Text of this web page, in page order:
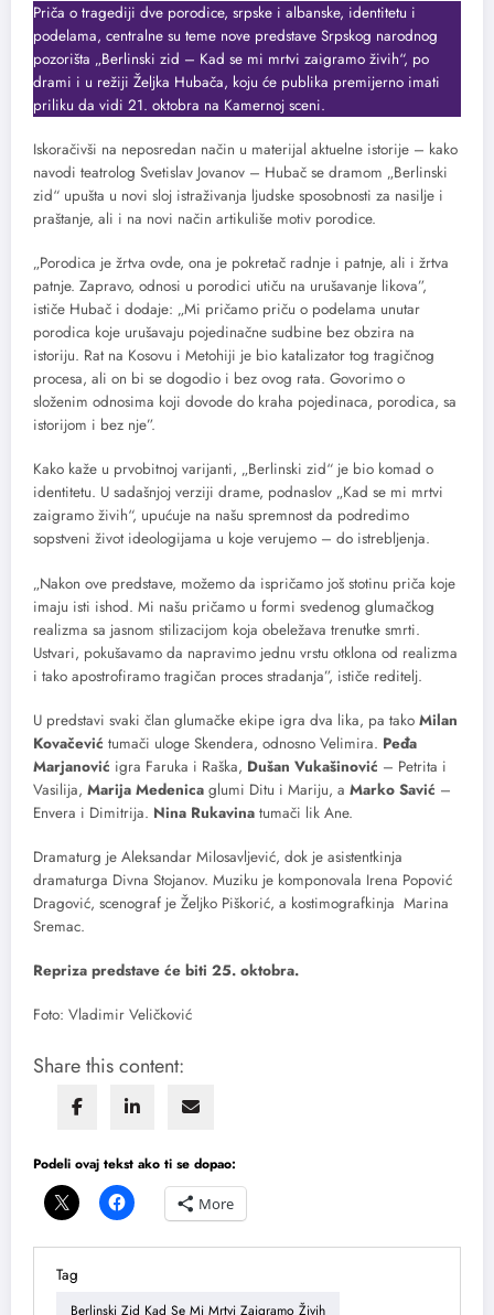
Priča o tragediji dve porodice, srpske i albanske, identitetu i
podelama, centralne su teme nove predstave Srpskog narodnog
pozorišta „Berlinski zid – Kad se mi mrtvi zaigramo živih“, po
drami i u režiji Željka Hubača, koju će publika premijerno imati
priliku da vidi 21. oktobra na Kamernoj sceni.
Iskoračivši na neposredan način u materijal aktuelne istorije – kako
navodi teatrolog Svetislav Jovanov – Hubač se dramom „Berlinski
zid“ upušta u novi sloj istraživanja ljudske sposobnosti za nasilje i
praštanje, ali i na novi način artikuliše motiv porodice.
„Porodica je žrtva ovde, ona je pokretač radnje i patnje, ali i žrtva
patnje. Zapravo, odnosi u porodici utiču na urušavanje likova”,
ističe Hubač i dodaje: „Mi pričamo priču o podelama unutar
porodica koje urušavaju pojedinačne sudbine bez obzira na
istoriju. Rat na Kosovu i Metohiji je bio katalizator tog tragičnog
procesa, ali on bi se dogodio i bez ovog rata. Govorimo o
složenim odnosima koji dovode do kraha pojedinaca, porodica, sa
istorijom i bez nje”.
Kako kaže u prvobitnoj varijanti, „Berlinski zid“ je bio komad o
identitetu. U sadašnjoj verziji drame, podnaslov „Kad se mi mrtvi
zaigramo živih“, upućuje na našu spremnost da podredimo
sopstveni život ideologijama u koje verujemo – do istrebljenja.
„Nakon ove predstave, možemo da ispričamo još stotinu priča koje
imaju isti ishod. Mi našu pričamo u formi svedenog glumačkog
realizma sa jasnom stilizacijom koja obeležava trenutke smrti.
Ustvari, pokušavamo da napravimo jednu vrstu otklona od realizma
i tako apostrofiramo tragičan proces stradanja”, ističe reditelj.
U predstavi svaki član glumačke ekipe igra dva lika, pa tako Milan
Kovačević tumači uloge Skendera, odnosno Velimira. Peđa
Marjanović igra Faruka i Raška, Dušan Vukašinović – Petrita i
Vasilija, Marija Medenica glumi Ditu i Mariju, a Marko Savić –
Envera i Dimitrija. Nina Rukavina tumači lik Ane.
Dramaturg je Aleksandar Milosavljević, dok je asistentkinja
dramaturga Divna Stojanov. Muziku je komponovala Irena Popović
Dragović, scenograf je Željko Piškorić, a kostimografkinja Marina
Sremac.
Repriza predstave će biti 25. oktobra.
Foto: Vladimir Veličković
Share this content:
Podeli ovaj tekst ako ti se dopao:
More
Tag
Berlinski Zid Kad Se Mi Mrtvi Zaigramo Živih